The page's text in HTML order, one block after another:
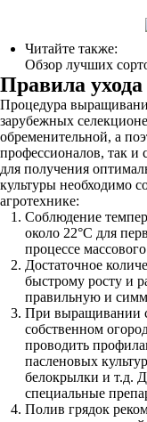
Читайте также:
Обзор лучших
Правила ухода
Процедура
зарубежных
обременительной, а
профессионалов, так
для получения
культуры необходимо
агротехнике:
Соблюдение
около 22°С для
процессе
Достаточное
быстрому росту и
правильную и
При выращивании
собственном
проводить
пасленовых
белокрылки и т.д.
специальные
Полив грядок